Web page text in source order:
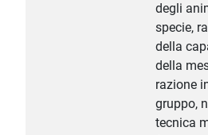
degli
specie,
della
della
razione
gruppo,
tecnica